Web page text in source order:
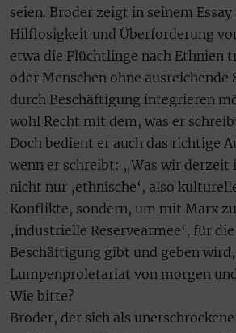
seien. Broder zeigt in seinem Essay
Hilflosigkeit und Überforderung
etwa die Flüchtlinge nach Ethnien
oder Menschen ohne ausreichende
durch Beschäftigung integrieren
wohl Recht mit dem, was er
Doch bedient er auch das richtige
wenn er schreibt: „Was wir
nicht nur ‚ethnische‘, also
Konflikte, sondern, um mit Marx
‚industrielle Reservearmee‘, für
Beschäftigung gibt und geben wird,
Lumpenproletariat von morgen
Wie bitte?
Broder, der sich als